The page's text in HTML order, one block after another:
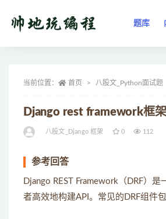
题库
当前位置： 首页 八股文_Python面试题
Django rest framework框
八股文_Django 框架 0 112
参考回答
Django REST Framework（DRF）
者高效地构建API。常见的DRF组件包